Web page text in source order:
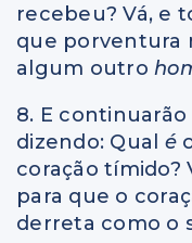
recebeu? Vá, e
que porventura
algum outro
8. E continuarão
dizendo: Qual é
coração tímido?
para que o
derreta como o